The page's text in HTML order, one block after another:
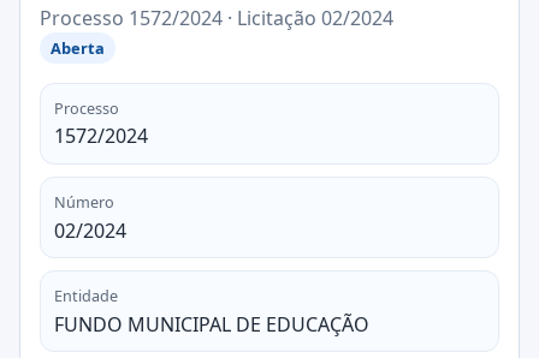
Processo 1572/2024 · Licitação 02/2024
Aberta
Processo
1572/2024
Número
02/2024
Entidade
FUNDO MUNICIPAL DE EDUCAÇÃO